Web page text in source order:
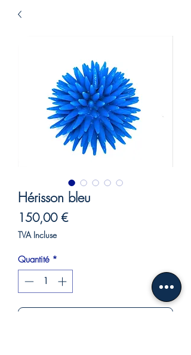
Hérisson bleu
150,00 €Prix
TVA Incluse
Quantité *